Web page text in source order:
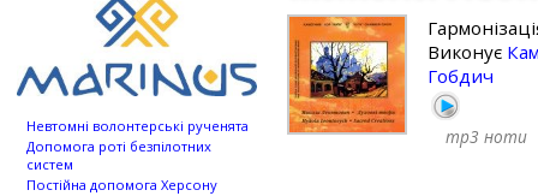
Виконує
Гобдич
mp3 ноти
Невтомні волонтерські рученята
Допомога роті безпілотних
систем
Постійна допомога Херсону